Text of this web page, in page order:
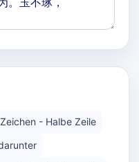
Zeichen - Halbe Zeile